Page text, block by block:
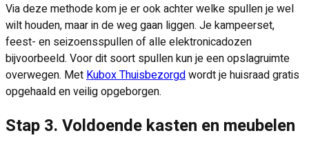
Via deze methode kom je er ook achter welke spullen je wel
wilt houden, maar in de weg gaan liggen. Je kampeerset,
feest- en seizoensspullen of alle elektronicadozen
bijvoorbeeld. Voor dit soort spullen kun je een opslagruimte
overwegen. MetKubox Thuisbezorgdwordt je huisraad gratis
opgehaald en veilig opgeborgen.
Stap 3. Voldoende kasten en meubelen